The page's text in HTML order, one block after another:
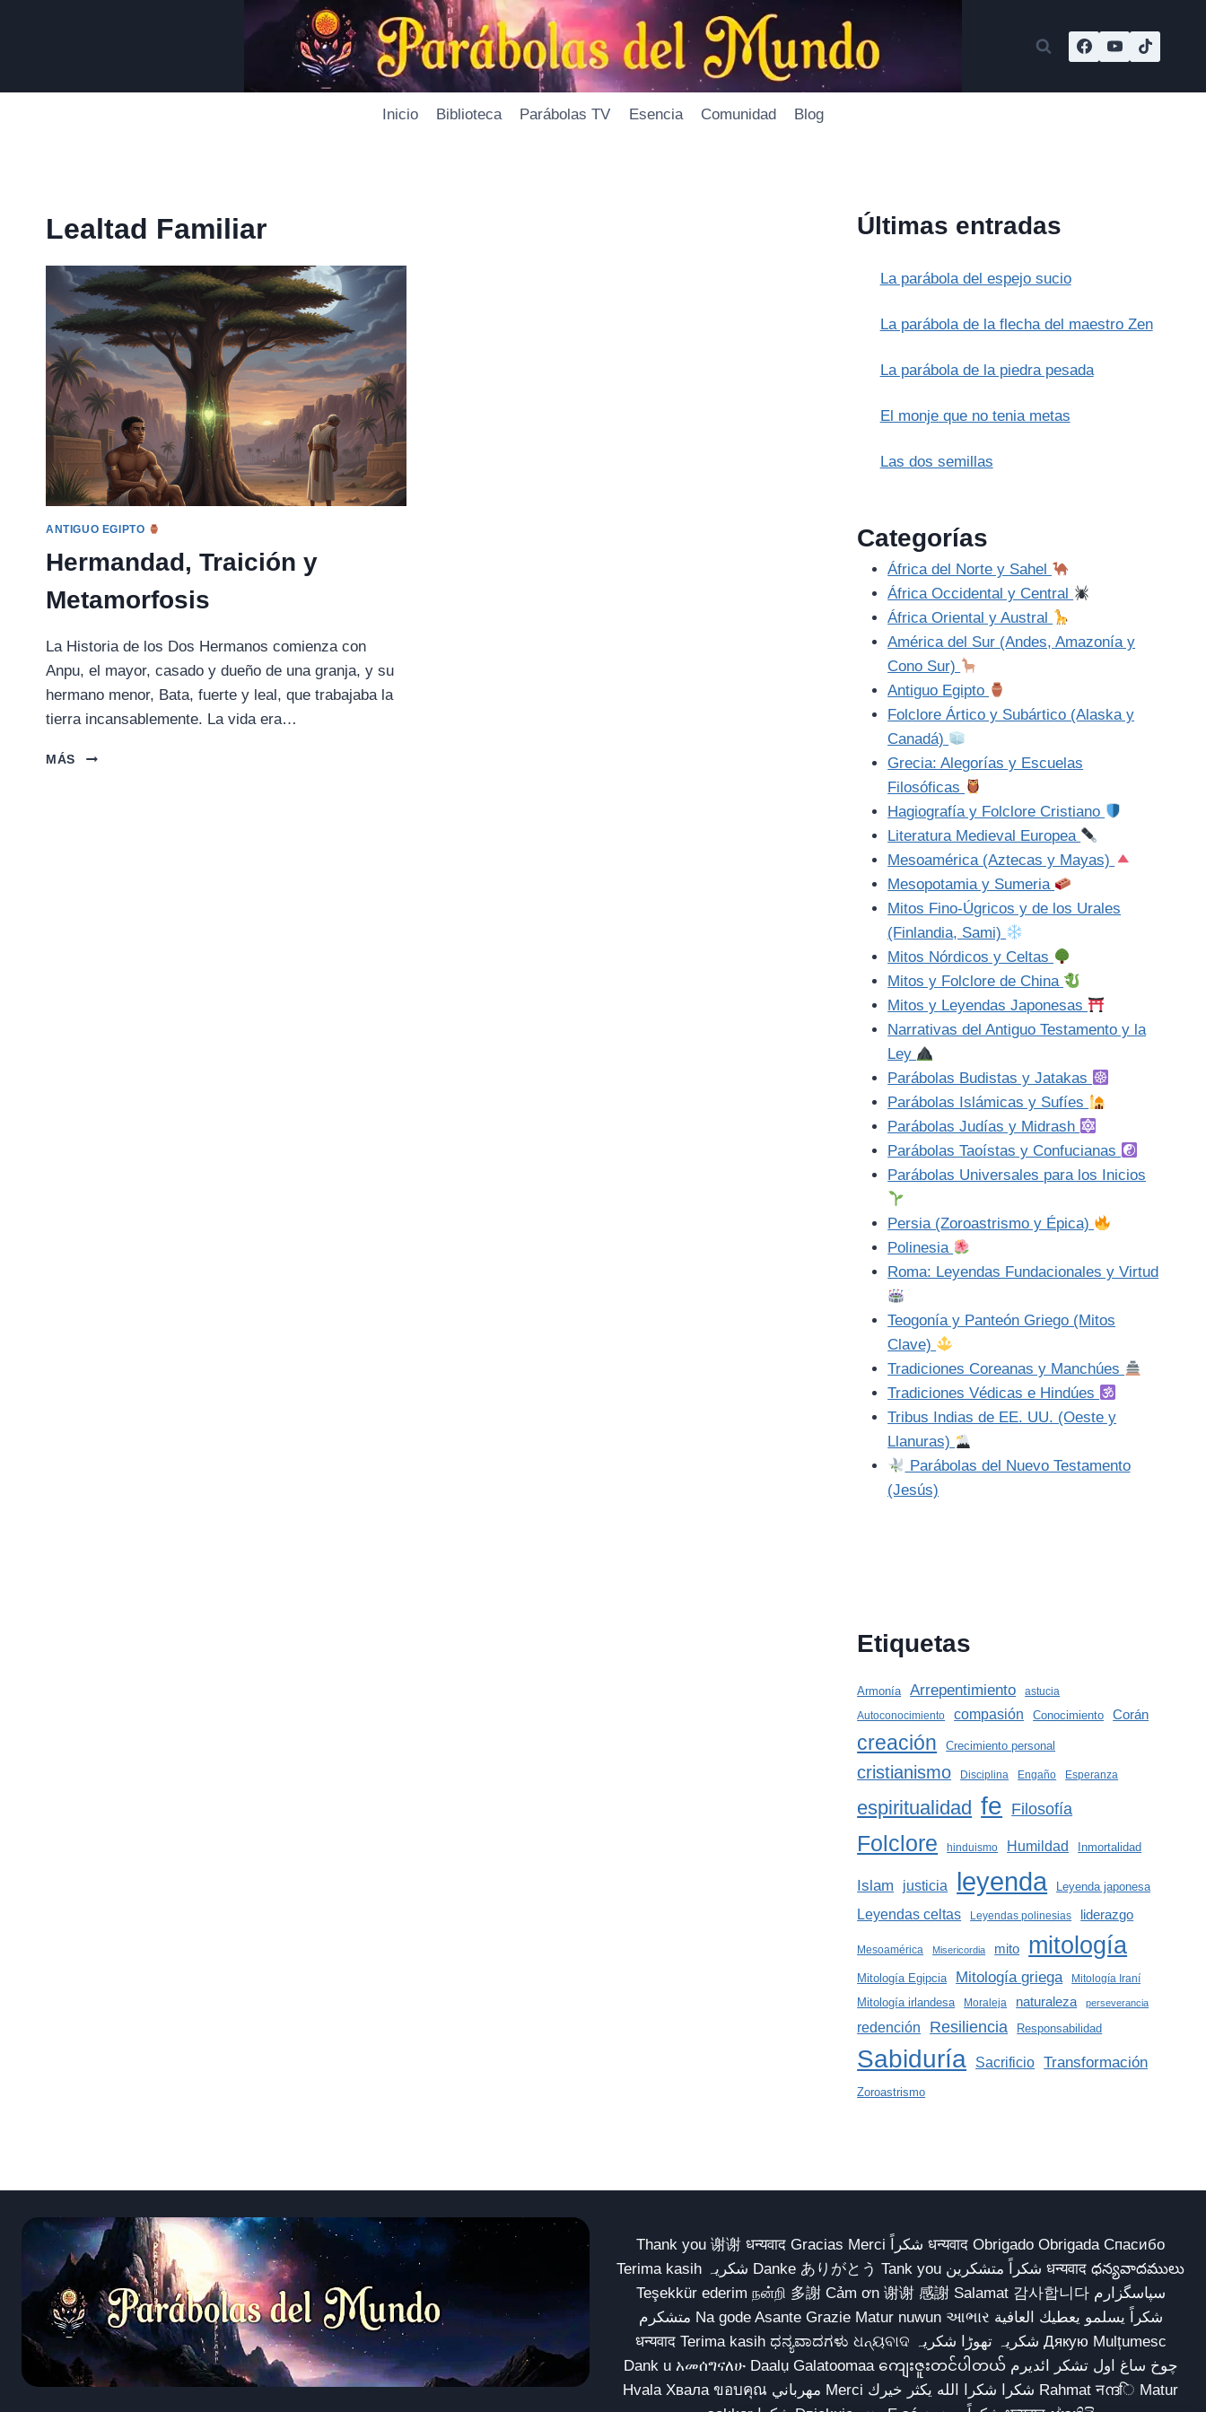
Inicio Biblioteca Parábolas TV Esencia Comunidad Blog
Lealtad Familiar
ANTIGUO EGIPTO
Hermandad, Traición y
Metamorfosis
La Historia de los Dos Hermanos comienza con
Anpu, el mayor, casado y dueño de una granja, y su
hermano menor, Bata, fuerte y leal, que trabajaba la
tierra incansablemente. La vida era…
MÁS
HERMANDAD,
Últimas entradas
La parábola del espejo sucio
La parábola de la flecha del maestro Zen
La parábola de la piedra pesada
El monje que no tenia metas
Las dos semillas
Categorías
África del Norte y Sahel
África Occidental y Central
África Oriental y Austral
América del Sur (Andes, Amazonía y
Cono Sur)
Antiguo Egipto
Folclore Ártico y Subártico (Alaska y
Canadá)
Grecia: Alegorías y Escuelas
Filosóficas
Hagiografía y Folclore Cristiano
Literatura Medieval Europea
Mesoamérica (Aztecas y Mayas)
Mesopotamia y Sumeria
Mitos Fino-Úgricos y de los Urales
(Finlandia, Sami)
Mitos Nórdicos y Celtas
Mitos y Folclore de China
Mitos y Leyendas Japonesas
Narrativas del Antiguo Testamento y la
Ley
Parábolas Budistas y Jatakas
Parábolas Islámicas y Sufíes
Parábolas Judías y Midrash
Parábolas Taoístas y Confucianas
Parábolas Universales para los Inicios
Persia (Zoroastrismo y Épica)
Polinesia
Roma: Leyendas Fundacionales y Virtud
Teogonía y Panteón Griego (Mitos
Clave)
Tradiciones Coreanas y Manchúes
Tradiciones Védicas e Hindúes
Tribus Indias de EE. UU. (Oeste y
Llanuras)
Parábolas del Nuevo Testamento
(Jesús)
Etiquetas
Armonía Arrepentimiento
astucia
Autoconocimiento
compasión Conocimiento Corán
creación Crecimiento personal
cristianismo Disciplina Engaño Esperanza
espiritualidad fe Filosofía
Folclore hinduismo Humildad Inmortalidad
Islam justicia leyenda Leyenda japonesa
Leyendas celtas Leyendas polinesias liderazgo
Mesoamérica Misericordia mito mitología
Mitología Egipcia Mitología griega Mitología Iraní
Mitología irlandesa Moraleja naturaleza perseverancia
redención Resiliencia Responsabilidad
Sabiduría Sacrificio Transformación
Zoroastrismo
Thank you 谢谢 धन्यवाद Gracias Merci شكراً धन्यवाद Obrigado Obrigada Спасибо
Terima kasih شکریہ Danke ありがとう Tank you شكراً متشكرين धन्यवाद ధన్యవాదములు
Teşekkür ederim நன்றி 多謝 Cảm ơn 谢谢 感謝 Salamat 감사합니다 سپاسگزارم
متشکرم Na gode Asante Grazie Matur nuwun આભાર شكراً يسلمو يعطيك العافية
धन्यवाद Terima kasih ಧನ್ಯವಾದಗಳು ଧନ୍ୟବାଦ شکریہ تھوڑا شکریہ Дякую Mulțumesc
Dank u አመሰግናለሁ Daalụ Galatoomaa ကျေးဇူးတင်ပါတယ် چوخ ساغ اول تشکر ائدیرم
Hvala Хвала ขอบคุณ مهرباني Merci شكرا شكرا الله يكثر خيرك Rahmat नന്ദि Matur